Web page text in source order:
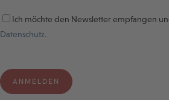
Ich möchte den Newsletter empfangen
Datenschutz.